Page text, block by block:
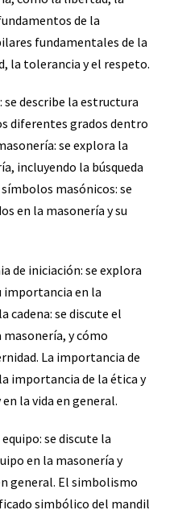
de la
fundamentales de la
la tolerancia y el respeto.
describe la estructura
diferentes grados dentro
se explora la
incluyendo la búsqueda
masónicos: se
en la masonería y su
de iniciación: se explora
importancia en la
cadena: se discute el
y cómo
La importancia de
importancia de la ética y
la vida en general.
se discute la
en la masonería y
general. El simbolismo
simbólico del mandil